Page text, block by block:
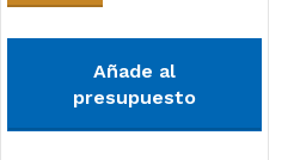
Añade al
presupuesto